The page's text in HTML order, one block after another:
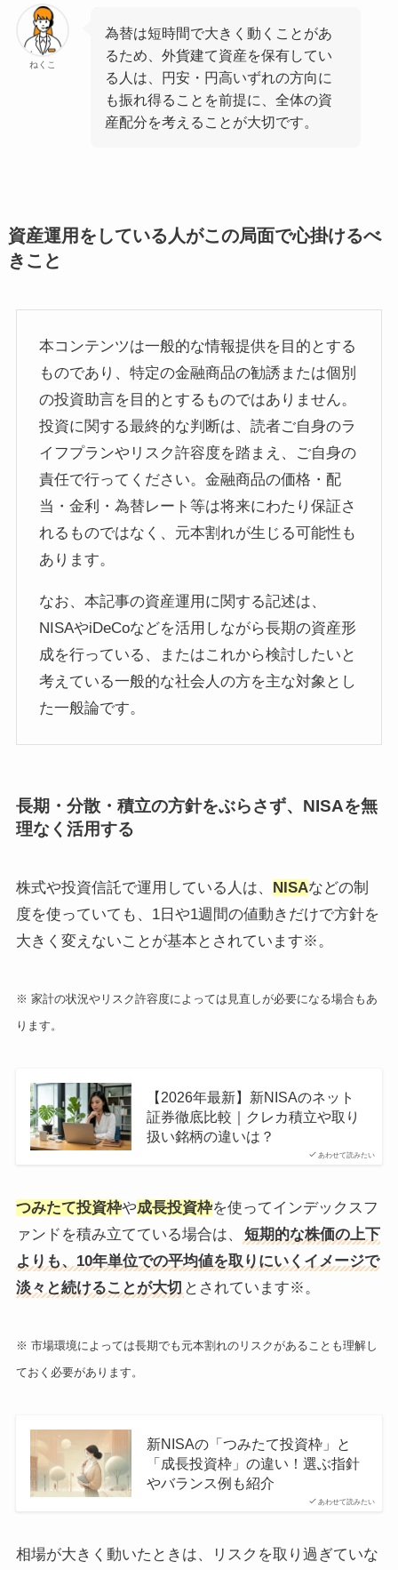
ねくこ
為替は短時間で大きく動くことがあ
るため、外貨建て資産を保有してい
る人は、円安・円高いずれの方向に
も振れ得ることを前提に、全体の資
産配分を考えることが大切です。
資産運用をしている人がこの局面で心掛けるべ
きこと
本コンテンツは一般的な情報提供を目的とする
ものであり、特定の金融商品の勧誘または個別
の投資助言を目的とするものではありません。
投資に関する最終的な判断は、読者ご自身のラ
イフプランやリスク許容度を踏まえ、ご自身の
責任で行ってください。金融商品の価格・配
当・金利・為替レート等は将来にわたり保証さ
れるものではなく、元本割れが生じる可能性も
あります。
なお、本記事の資産運用に関する記述は、
NISAやiDeCoなどを活用しながら長期の資産形
成を行っている、またはこれから検討したいと
考えている一般的な社会人の方を主な対象とし
た一般論です。
長期・分散・積立の方針をぶらさず、NISAを無
理なく活用する
株式や投資信託で運用している人は、 NISAなどの制
度を使っていても、1日や1週間の値動きだけで方針を
大きく変えないことが基本とされています※。
※ 家計の状況やリスク許容度によっては見直しが必要になる場合もあ
ります。
あわせて読みたい
【2026年最新】新NISAのネット
証券徹底比較｜クレカ積立や取り
扱い銘柄の違いは？
つみたて投資枠や成長投資枠を使ってインデックスフ
ァンドを積み立てている場合は、
短期的な株価の上下
よりも、10年単位での平均値を取りにいくイメージで
淡々と続けることが大切 とされています※。
※ 市場環境によっては長期でも元本割れのリスクがあることも理解し
ておく必要があります。
あわせて読みたい
新NISAの「つみたて投資枠」と
「成長投資枠」の違い！選ぶ指針
やバランス例も紹介
相場が大きく動いたときは、リスクを取り過ぎていな